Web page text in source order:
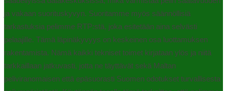
ja vakaan suorituskyvyn. Suoritamme myös säännöllisiä
tarkastuksia pelimme RTP:stä, joka esitetään aina selvästi
pelaajille. Tämä läpinäkyvyys on keskeinen osa luottamuksen
rakentamista. Nämä kaikki tekniset toimet kirjataan ylös ja niitä
tarkkaillaan jatkuvasti, jotta ne täyttävät sekä Maltan
peliviranomaisen että epäsuorasti Suomen odotukset turvallisesta